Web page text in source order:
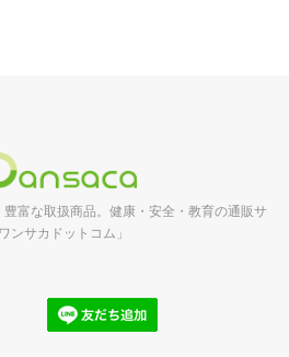
富な取扱商品。健康・安全・教育の通販サ
ンサカドットコム」